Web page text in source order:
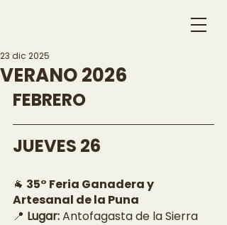
VERANO 2026
23 dic 2025
FEBRERO
JUEVES 26
🐐 35° Feria Ganadera y
Artesanal de la Puna
📍 Lugar: Antofagasta de la Sierra